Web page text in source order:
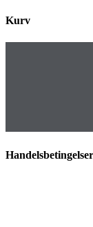
Kurv